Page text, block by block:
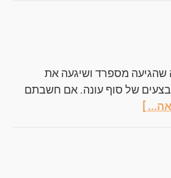
שהגיעה מספרד ושיגעה את
של סוף עונה. אם חשבתם
]